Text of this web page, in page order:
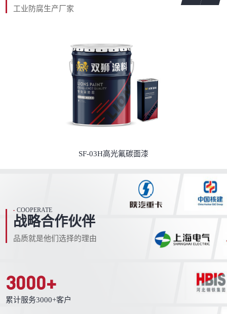
工业防腐生产厂家
SF-03H高光氟碳面漆
• COOPERATE
战略合作伙伴
品质就是他们选择的理由
3000+
累计服务3000+客户